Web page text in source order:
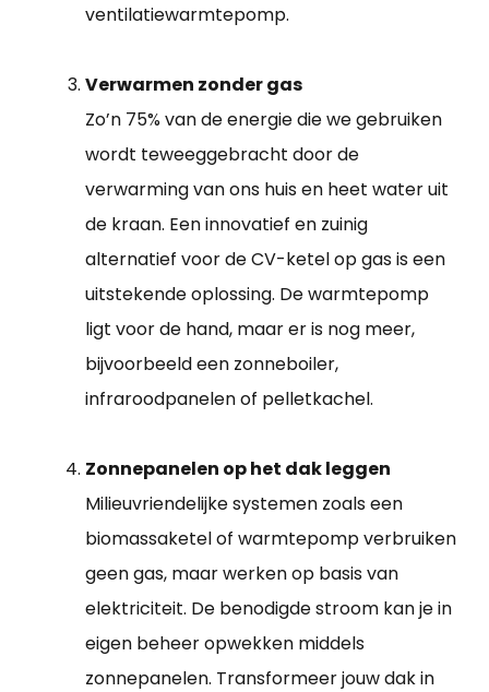
ventilatiewarmtepomp.
Verwarmen zonder gas
Zo’n 75% van de energie die we gebruiken
wordt teweeggebracht door de
verwarming van ons huis en heet water uit
de kraan. Een innovatief en zuinig
alternatief voor de CV-ketel op gas is een
uitstekende oplossing. De warmtepomp
ligt voor de hand, maar er is nog meer,
bijvoorbeeld een zonneboiler,
infraroodpanelen of pelletkachel.
Zonnepanelen op het dak leggen
Milieuvriendelijke systemen zoals een
biomassaketel of warmtepomp verbruiken
geen gas, maar werken op basis van
elektriciteit. De benodigde stroom kan je in
eigen beheer opwekken middels
zonnepanelen. Transformeer jouw dak in